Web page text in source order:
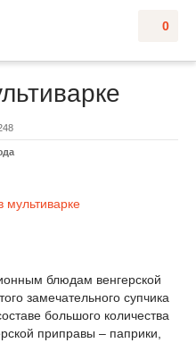
0
блюдам венгерской
замечательного супчика
большого количества
приправы – паприки,